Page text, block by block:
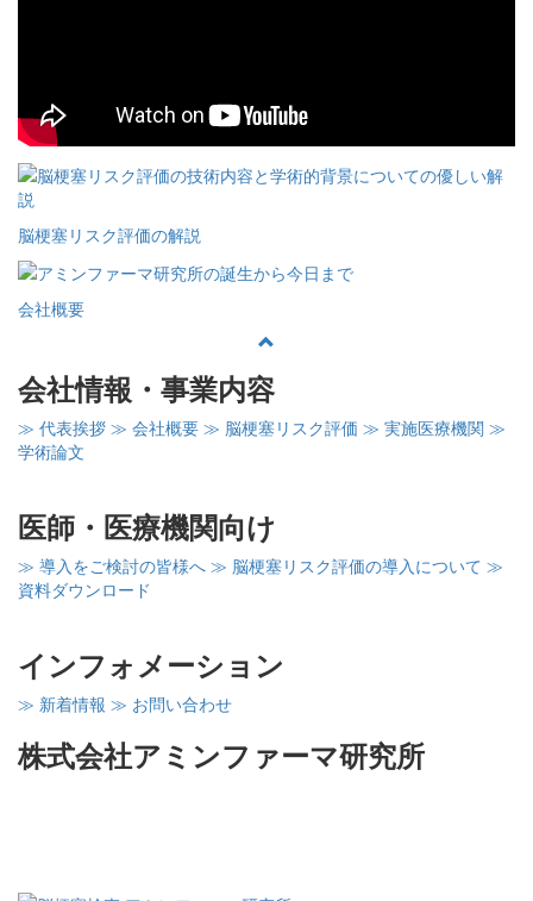
脳梗塞リスク評価の解説
会社概要
会社情報・事業内容
≫ 代表挨拶 ≫ 会社概要 ≫ 脳梗塞リスク評価 ≫ 実施医療機関 ≫
学術論文
医師・医療機関向け
≫ 導入をご検討の皆様へ ≫ 脳梗塞リスク評価の導入について ≫
資料ダウンロード
インフォメーション
≫ 新着情報 ≫ お問い合わせ
株式会社アミンファーマ研究所